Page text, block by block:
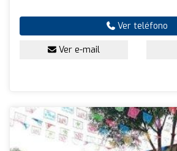
Ver teléfono
Ver e-mail